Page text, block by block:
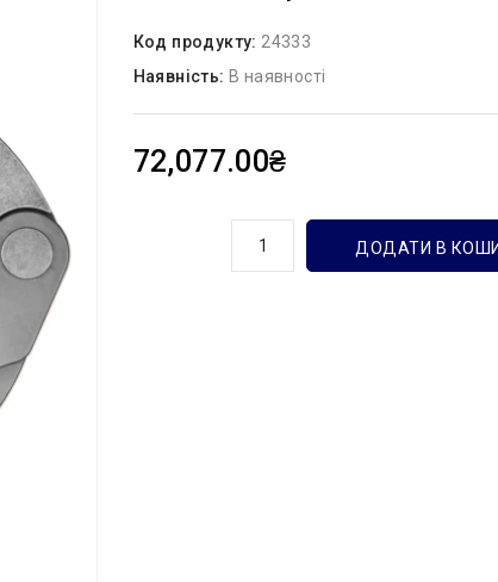
Код продукту: 24333
Наявність: В наявності
72,077.00₴
ДОДАТИ В